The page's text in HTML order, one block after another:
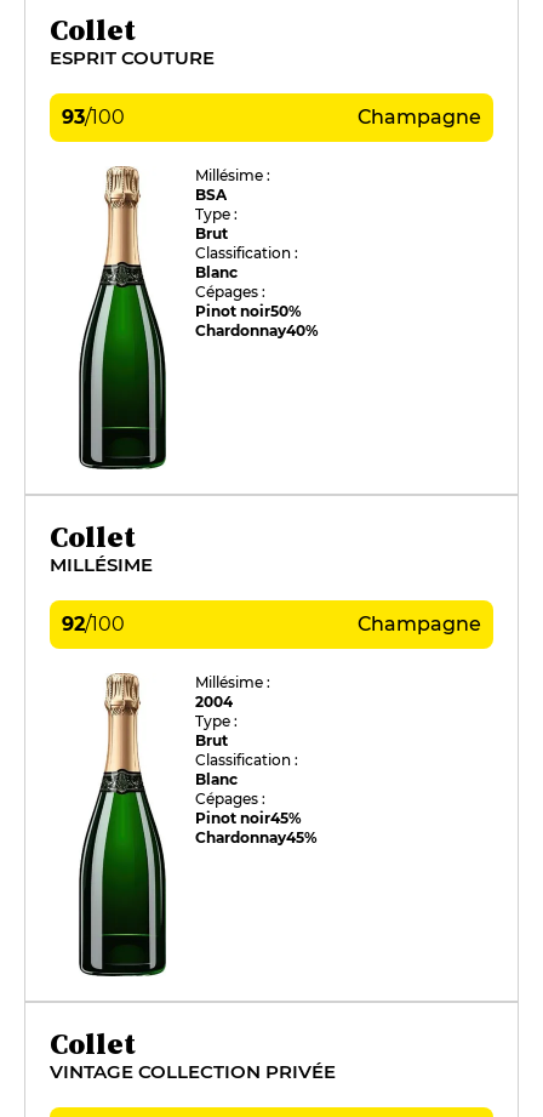
Collet
ESPRIT COUTURE
93/100 Champagne
Millésime :
BSA
Type :
Brut
Classification :
Blanc
Cépages :
Pinot noir50%
Chardonnay40%
Collet
MILLÉSIME
92/100 Champagne
Millésime :
2004
Type :
Brut
Classification :
Blanc
Cépages :
Pinot noir45%
Chardonnay45%
Collet
VINTAGE COLLECTION PRIVÉE